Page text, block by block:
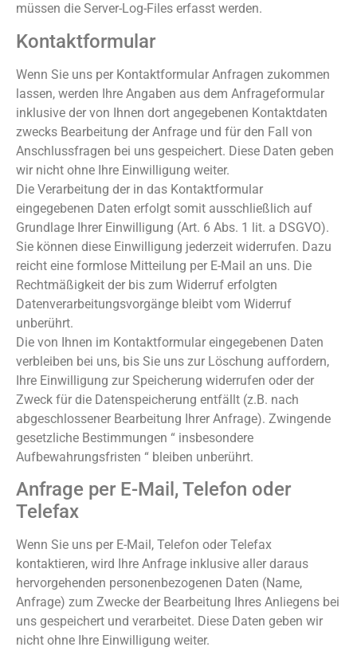
müssen die Server-Log-Files erfasst werden.
Kontaktformular
Wenn Sie uns per Kontaktformular Anfragen zukommen
lassen, werden Ihre Angaben aus dem Anfrageformular
inklusive der von Ihnen dort angegebenen Kontaktdaten
zwecks Bearbeitung der Anfrage und für den Fall von
Anschlussfragen bei uns gespeichert. Diese Daten geben
wir nicht ohne Ihre Einwilligung weiter.
Die Verarbeitung der in das Kontaktformular
eingegebenen Daten erfolgt somit ausschließlich auf
Grundlage Ihrer Einwilligung (Art. 6 Abs. 1 lit. a DSGVO).
Sie können diese Einwilligung jederzeit widerrufen. Dazu
reicht eine formlose Mitteilung per E-Mail an uns. Die
Rechtmäßigkeit der bis zum Widerruf erfolgten
Datenverarbeitungsvorgänge bleibt vom Widerruf
unberührt.
Die von Ihnen im Kontaktformular eingegebenen Daten
verbleiben bei uns, bis Sie uns zur Löschung auffordern,
Ihre Einwilligung zur Speicherung widerrufen oder der
Zweck für die Datenspeicherung entfällt (z.B. nach
abgeschlossener Bearbeitung Ihrer Anfrage). Zwingende
gesetzliche Bestimmungen “ insbesondere
Aufbewahrungsfristen “ bleiben unberührt.
Anfrage per E-Mail, Telefon oder
Telefax
Wenn Sie uns per E-Mail, Telefon oder Telefax
kontaktieren, wird Ihre Anfrage inklusive aller daraus
hervorgehenden personenbezogenen Daten (Name,
Anfrage) zum Zwecke der Bearbeitung Ihres Anliegens bei
uns gespeichert und verarbeitet. Diese Daten geben wir
nicht ohne Ihre Einwilligung weiter.